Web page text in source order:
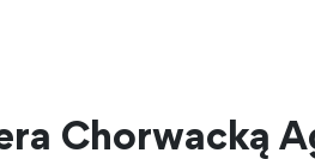
Chorwacką